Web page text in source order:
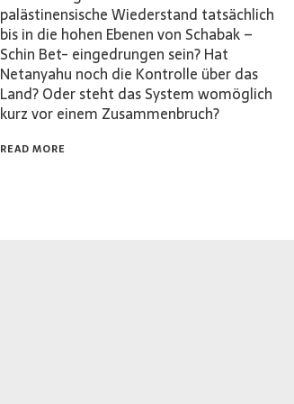
palästinensische Wiederstand tatsächlich
bis in die hohen Ebenen von Schabak –
Schin Bet- eingedrungen sein? Hat
Netanyahu noch die Kontrolle über das
Land? Oder steht das System womöglich
kurz vor einem Zusammenbruch?
READ MORE